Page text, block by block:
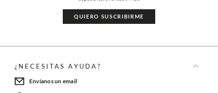
QUIERO SUSCRIBIRME
¿NECESITAS AYUDA?
Envíanos un email